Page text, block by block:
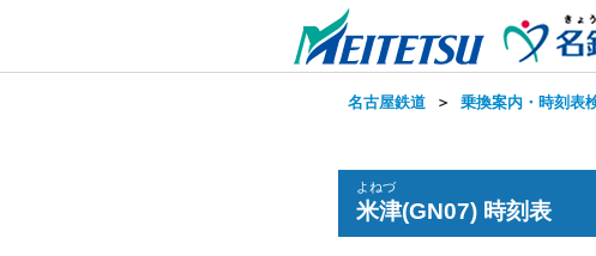
名古屋鉄道 ＞ 乗換案内・時刻表
よねづ
米津(GN07) 時刻表